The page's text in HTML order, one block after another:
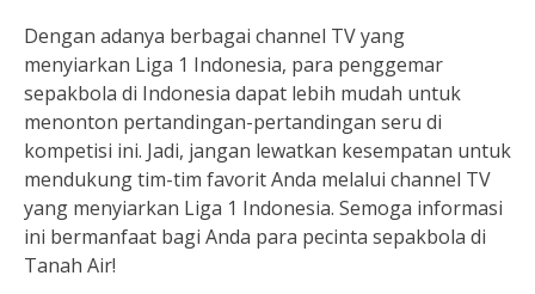
Dengan adanya berbagai channel TV yang
menyiarkan Liga 1 Indonesia, para penggemar
sepakbola di Indonesia dapat lebih mudah untuk
menonton pertandingan-pertandingan seru di
kompetisi ini. Jadi, jangan lewatkan kesempatan untuk
mendukung tim-tim favorit Anda melalui channel TV
yang menyiarkan Liga 1 Indonesia. Semoga informasi
ini bermanfaat bagi Anda para pecinta sepakbola di
Tanah Air!